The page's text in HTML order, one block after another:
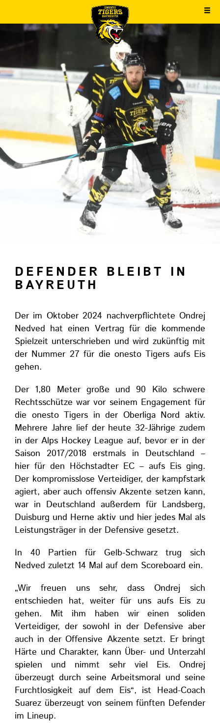
DEFENDER BLEIBT IN
BAYREUTH
Der im Oktober 2024 nachverpflichtete Ondrej
Nedved hat einen Vertrag für die kommende
Spielzeit unterschrieben und wird zukünftig mit
der Nummer 27 für die onesto Tigers aufs Eis
gehen.
Der 1,80 Meter große und 90 Kilo schwere
Rechtsschütze war vor seinem Engagement für
die onesto Tigers in der Oberliga Nord aktiv.
Mehrere Jahre lief der heute 32-Jährige zudem
in der Alps Hockey League auf, bevor er in der
Saison 2017/2018 erstmals in Deutschland –
hier für den Höchstadter EC – aufs Eis ging.
Der kompromisslose Verteidiger, der kampfstark
agiert, aber auch offensiv Akzente setzen kann,
war in Deutschland außerdem für Landsberg,
Duisburg und Herne aktiv und hier jedes Mal als
Leistungsträger in der Defensive gesetzt.
In 40 Partien für Gelb-Schwarz trug sich
Nedved zuletzt 14 Mal auf dem Scoreboard ein.
„Wir freuen uns sehr, dass Ondrej sich
entschieden hat, weiter für uns aufs Eis zu
gehen. Mit ihm haben wir einen soliden
Verteidiger, der sowohl in der Defensive aber
auch in der Offensive Akzente setzt. Er bringt
Härte und Charakter, kann Über- und Unterzahl
spielen und nimmt sehr viel Eis. Ondrej
überzeugt durch seine Arbeitsmoral und seine
Furchtlosigkeit auf dem Eis“, ist Head-Coach
Suarez überzeugt von seinem fünften Defender
im Lineup.